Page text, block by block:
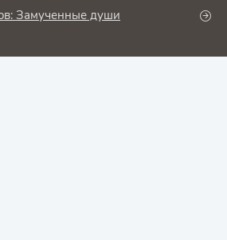
Замученные души